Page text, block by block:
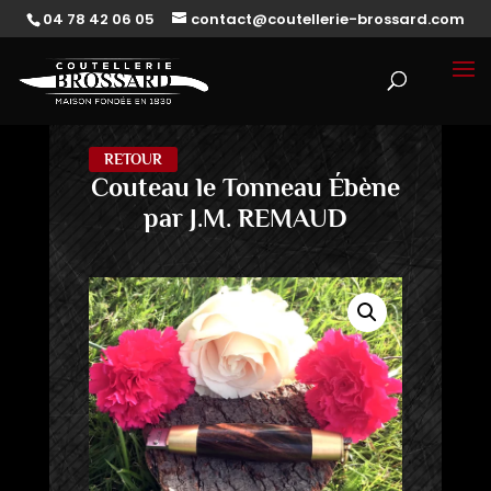
04 78 42 06 05 contact@coutellerie-brossard.com
RETOUR
Couteau le Tonneau Ébène
par J.M. REMAUD